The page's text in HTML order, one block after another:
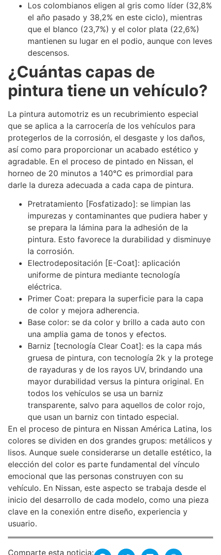
Los colombianos eligen al gris como líder (32,8%
el año pasado y 38,2% en este ciclo), mientras
que el blanco (23,7%) y el color plata (22,6%)
mantienen su lugar en el podio, aunque con leves
descensos.
¿Cuántas capas de
pintura tiene un vehículo?
La pintura automotriz es un recubrimiento especial
que se aplica a la carrocería de los vehículos para
protegerlos de la corrosión, el desgaste y los daños,
así como para proporcionar un acabado estético y
agradable. En el proceso de pintado en Nissan, el
horneo de 20 minutos a 140°C es primordial para
darle la dureza adecuada a cada capa de pintura.
Pretratamiento [Fosfatizado]: se limpian las
impurezas y contaminantes que pudiera haber y
se prepara la lámina para la adhesión de la
pintura. Esto favorece la durabilidad y disminuye
la corrosión.
Electrodepositación [E-Coat]: aplicación
uniforme de pintura mediante tecnología
eléctrica.
Primer Coat: prepara la superficie para la capa
de color y mejora adherencia.
Base color: se da color y brillo a cada auto con
una amplia gama de tonos y efectos.
Barniz [tecnología Clear Coat]: es la capa más
gruesa de pintura, con tecnología 2k y la protege
de rayaduras y de los rayos UV, brindando una
mayor durabilidad versus la pintura original. En
todos los vehículos se usa un barniz
transparente, salvo para aquellos de color rojo,
que usan un barniz con tintado especial.
En el proceso de pintura en Nissan América Latina, los
colores se dividen en dos grandes grupos: metálicos y
lisos. Aunque suele considerarse un detalle estético, la
elección del color es parte fundamental del vínculo
emocional que las personas construyen con su
vehículo. En Nissan, este aspecto se trabaja desde el
inicio del desarrollo de cada modelo, como una pieza
clave en la conexión entre diseño, experiencia y
usuario.
Comparte esta noticia: